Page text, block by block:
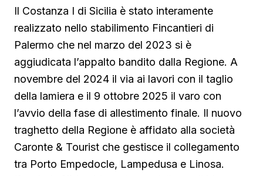
Il Costanza I di Sicilia è stato interamente
realizzato nello stabilimento Fincantieri di
Palermo che nel marzo del 2023 si è
aggiudicata l’appalto bandito dalla Regione. A
novembre del 2024 il via ai lavori con il taglio
della lamiera e il 9 ottobre 2025 il varo con
l’avvio della fase di allestimento finale. Il nuovo
traghetto della Regione è affidato alla società
Caronte & Tourist che gestisce il collegamento
tra Porto Empedocle, Lampedusa e Linosa.